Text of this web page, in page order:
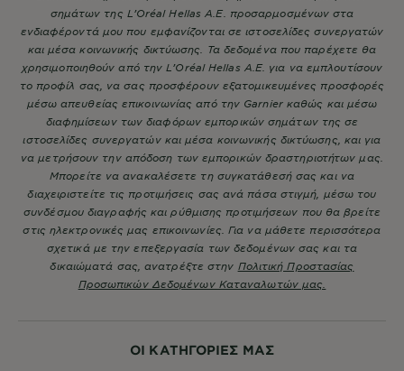
ΟΙ ΚΑΤΗΓΟΡΙΕΣ ΜΑΣ
σημάτων της L’Oréal Hellas A.E. προσαρμοσμένων στα
ενδιαφέροντά μου που εμφανίζονται σε ιστοσελίδες συνεργατών
και μέσα κοινωνικής δικτύωσης. Τα δεδομένα που παρέχετε θα
χρησιμοποιηθούν από την L’Oréal Hellas A.E. για να εμπλουτίσουν
το προφίλ σας, να σας προσφέρουν εξατομικευμένες προσφορές
μέσω απευθείας επικοινωνίας από την Garnier καθώς και μέσω
διαφημίσεων των διαφόρων εμπορικών σημάτων της σε
ιστοσελίδες συνεργατών και μέσα κοινωνικής δικτύωσης, και για
να μετρήσουν την απόδοση των εμπορικών δραστηριοτήτων μας.
Μπορείτε να ανακαλέσετε τη συγκατάθεσή σας και να
διαχειριστείτε τις προτιμήσεις σας ανά πάσα στιγμή, μέσω του
συνδέσμου διαγραφής και ρύθμισης προτιμήσεων που θα βρείτε
στις ηλεκτρονικές μας επικοινωνίες. Για να μάθετε περισσότερα
σχετικά με την επεξεργασία των δεδομένων σας και τα
δικαιώματά σας, ανατρέξτε στην Πολιτική Προστασίας
Προσωπικών Δεδομένων Καταναλωτών μας.